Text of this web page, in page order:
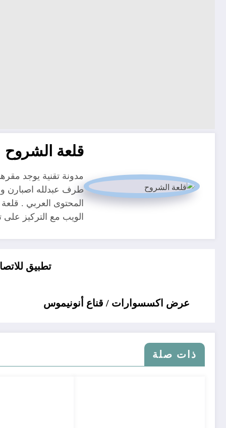
قلعة الشروح
طرف عبدلله اصبارن و
المحتوى العربي .
الويب مع التركيز
تطبيق للاتصال
عرض اكسسوارات / قناع أنونيموس
ذات صلة